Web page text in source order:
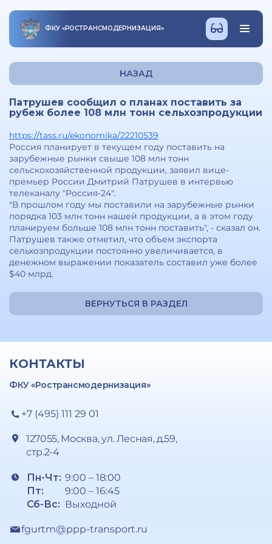
ФКУ «РОСТРАНСМОДЕРНИЗАЦИЯ»
НАЗАД
Патрушев сообщил о планах поставить за
рубеж более 108 млн тонн сельхозпродукции
https://tass.ru/ekonomika/22210539
Россия планирует в текущем году поставить на
зарубежные рынки свыше 108 млн тонн
сельскохозяйственной продукции, заявил вице-
премьер России Дмитрий Патрушев в интервью
телеканалу "Россия-24".
"В прошлом году мы поставили на зарубежные рынки
порядка 103 млн тонн нашей продукции, а в этом году
планируем больше 108 млн тонн поставить", - сказал он.
Патрушев также отметил, что объем экспорта
сельхозпродукции постоянно увеличивается, в
денежном выражении показатель составил уже более
$40 млрд.
ВЕРНУТЬСЯ В РАЗДЕЛ
КОНТАКТЫ
ФКУ «Ространсмодернизация»
+7 (495) 111 29 01
127055, Москва, ул. Лесная, д.59,
стр.2-4
Пн-Чт:
Пт:
Сб-Вс:
9:00 – 18:00
9:00 – 16:45
Выходной
fgurtm@ppp-transport.ru